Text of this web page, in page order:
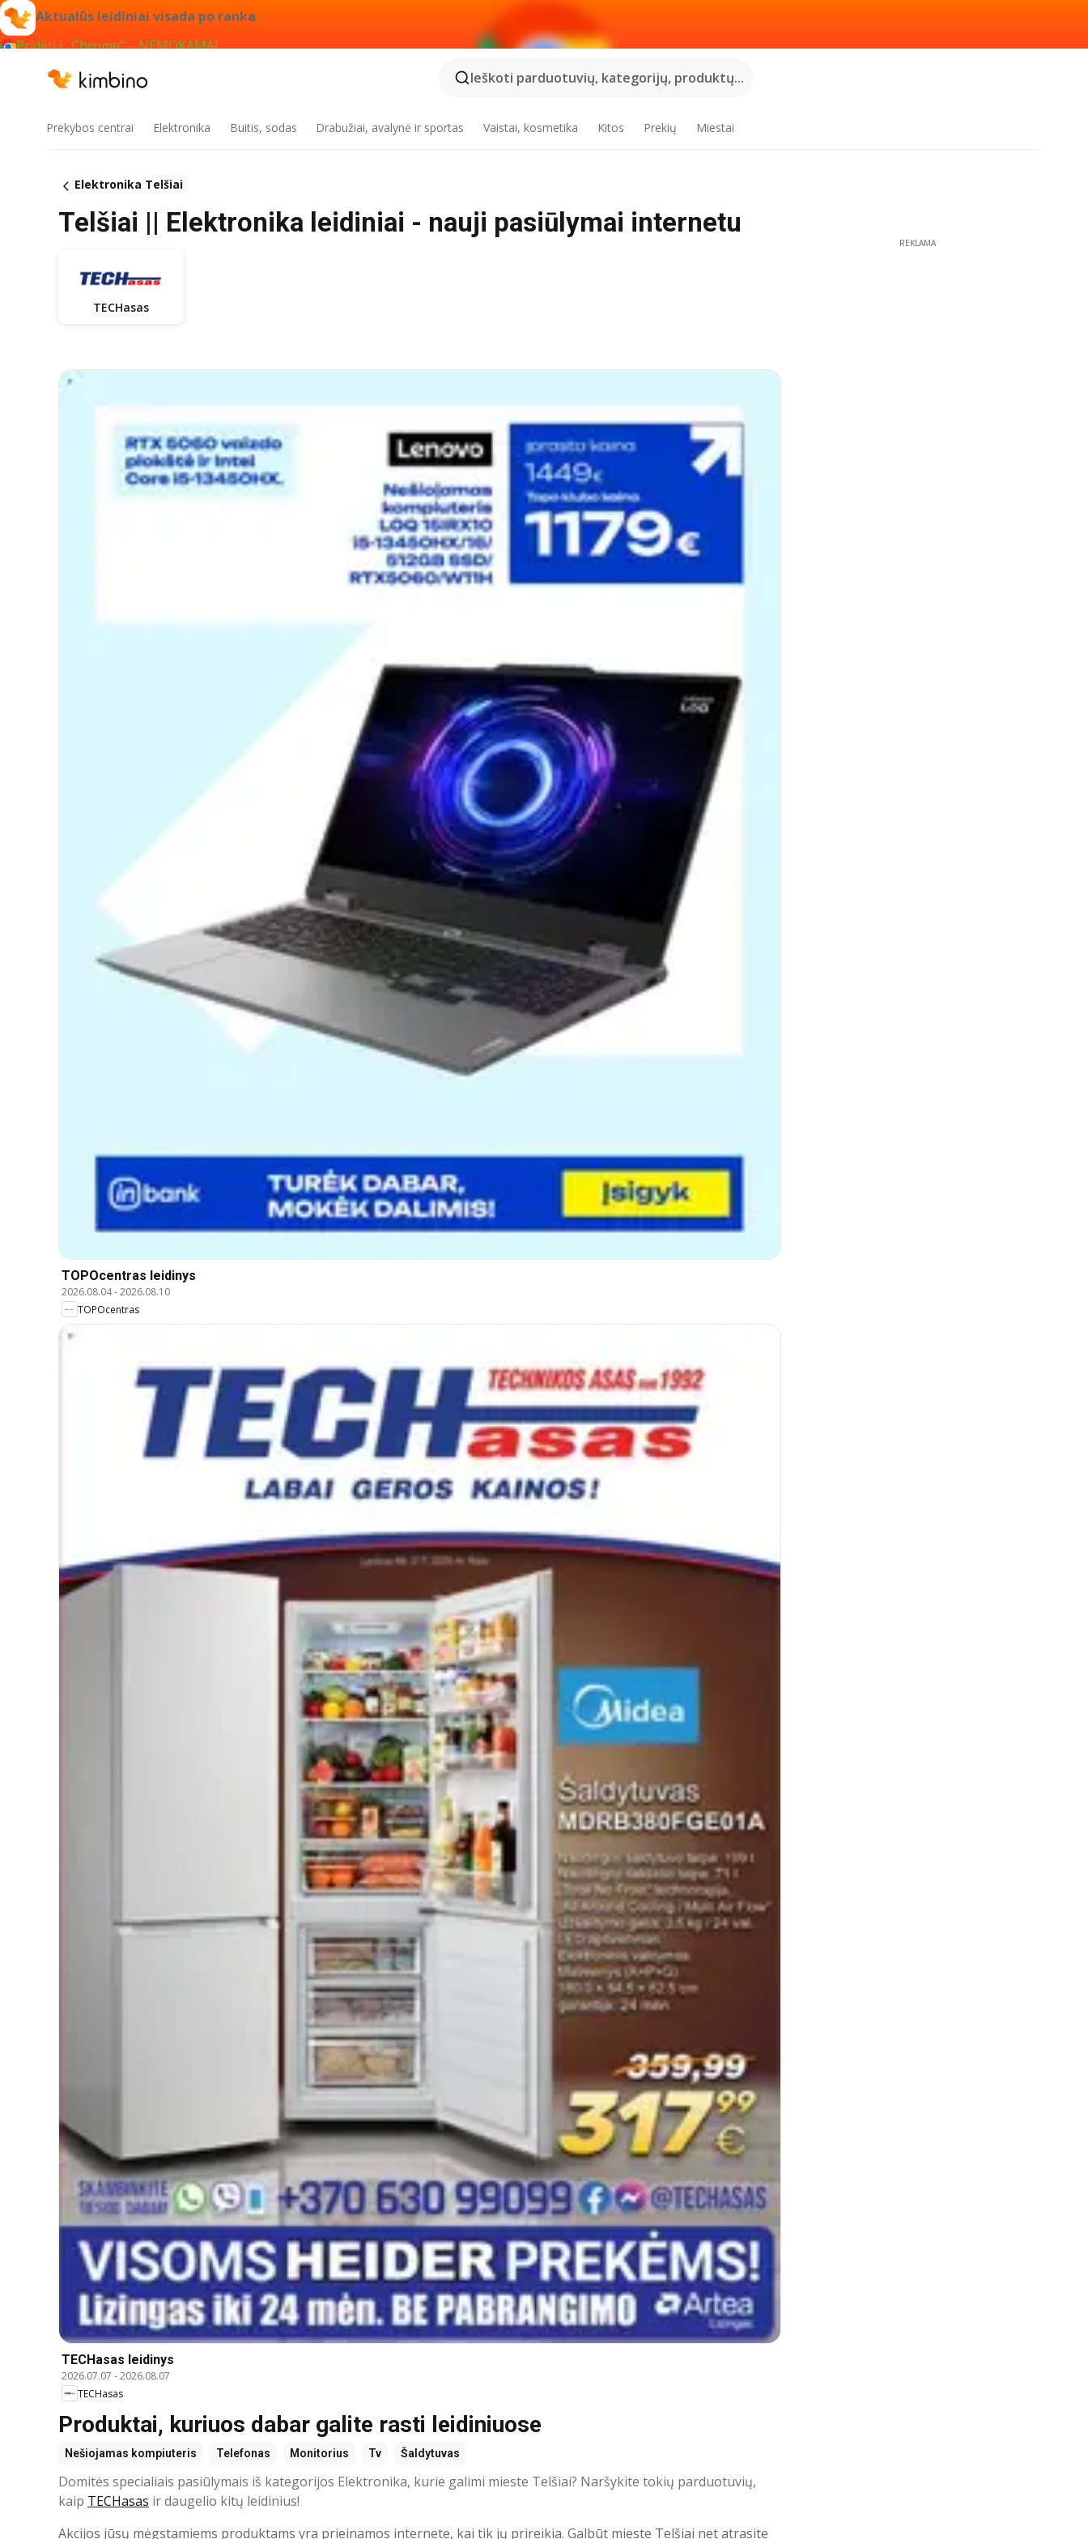
Aktualūs leidiniai visada po ranka
Pridėti į „Chrome“ – NEMOKAMAI
Ieškoti parduotuvių, kategorijų, produktų...
Prekybos centrai Elektronika Buitis, sodas Drabužiai, avalynė ir sportas Vaistai, kosmetika Kitos Prekių Miestai
Elektronika Telšiai
Telšiai || Elektronika leidiniai - nauji pasiūlymai internetu
TECHasas
TOPOcentras leidinys
2026.08.04-2026.08.10
TOPOcentras
TECHasas leidinys
2026.07.07 -2026.08.07
TECHasas
Produktai, kuriuos dabar galite rasti leidiniuose
Nešiojamas kompiuteris Telefonas Monitorius Tv Šaldytuvas
Domitės specialiais pasiūlymais iš kategorijos Elektronika, kurie galimi mieste Telšiai? Naršykite tokių parduotuvių,
kaip TECHasas ir daugelio kitų leidinius!
Akcijos jūsų mėgstamiems produktams yra prieinamos internete, kai tik jų prireikia. Galbūt mieste Telšiai net atrasite
REKLAMA